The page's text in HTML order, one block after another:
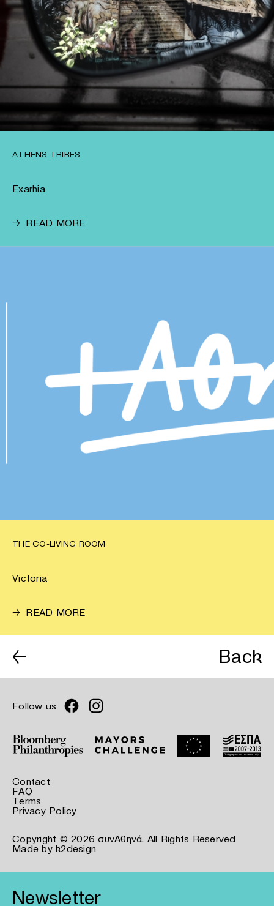
ATHENS TRIBES
Exarhia
→ READ MORE
THE CO-LIVING ROOM
Victoria
→ READ MORE
← Back
Follow us
Contact
FAQ
Terms
Privacy Policy
Copyright © 2026 συνΑθηνά. All Rights Reserved
Made by k2design
Newsletter